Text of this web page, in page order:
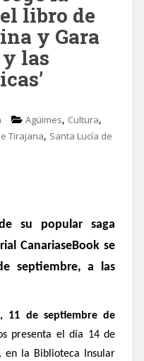
libro de
y Gara
las
Agüimes, Cultura,
Tirajana, Santa Lucía de
su popular saga
CanariaseBook se
septiembre, a las
11 de septiembre de
presenta el día 14 de
en la Biblioteca Insular